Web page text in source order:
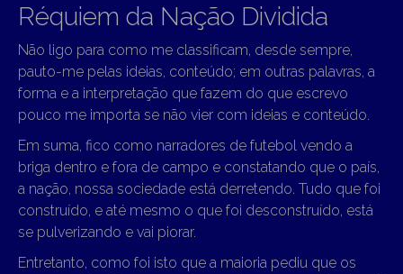
Réquiem da Nação Dividida
Não ligo para como me classificam, desde sempre,
pauto-me pelas ideias, conteúdo; em outras palavras, a
forma e a interpretação que fazem do que escrevo
pouco me importa se não vier com ideias e conteúdo.
Em suma, fico como narradores de futebol vendo a
briga dentro e fora de campo e constatando que o país,
a nação, nossa sociedade está derretendo. Tudo que foi
construído, e até mesmo o que foi desconstruído, está
se pulverizando e vai piorar.
Entretanto, como foi isto que a maioria pediu que os